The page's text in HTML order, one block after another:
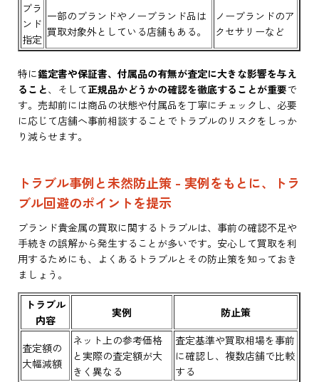
ブラ
ンド
指定
一部のブランドやノーブランド品は
買取対象外としている店舗もある。
ノーブランドのア
クセサリーなど
特に鑑定書や保証書、付属品の有無が査定に大きな影響を与え
ること、そして正規品かどうかの確認を徹底することが重要で
す。売却前には商品の状態や付属品を丁寧にチェックし、必要
に応じて店舗へ事前相談することでトラブルのリスクをしっか
り減らせます。
トラブル事例と未然防止策 - 実例をもとに、トラ
ブル回避のポイントを提示
ブランド貴金属の買取に関するトラブルは、事前の確認不足や
手続きの誤解から発生することが多いです。安心して買取を利
用するためにも、よくあるトラブルとその防止策を知っておき
ましょう。
トラブル
内容
実例 防止策
査定額の
大幅減額
ネット上の参考価格
と実際の査定額が大
きく異なる
査定基準や買取相場を事前
に確認し、複数店舗で比較
する